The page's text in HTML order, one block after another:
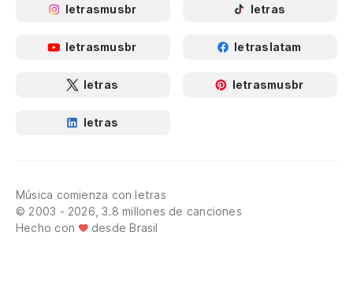
letrasmusbr letras
letrasmusbr letraslatam
letras letrasmusbr
letras
Música comienza con letras
© 2003 - 2026, 3.8 millones de canciones
Hecho con
desde Brasil